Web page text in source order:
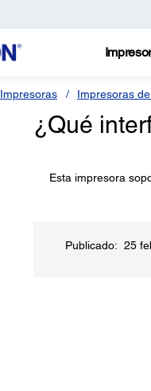
Impresoras Impresoras
¿Qué
Esta impresora
Publicado: 25